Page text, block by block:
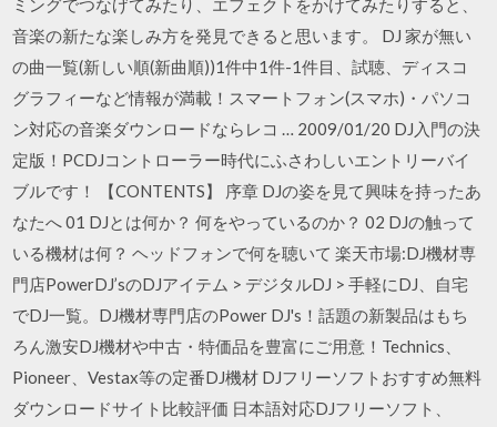
音楽の新たな楽しみ方を発見できると思います。 DJ 家が無い
の曲一覧(新しい順(新曲順))1件中1件-1件目、試聴、ディスコ
グラフィーなど情報が満載！スマートフォン(スマホ)・パソコ
ン対応の音楽ダウンロードならレコ … 2009/01/20 DJ入門の決
定版！PCDJコントローラー時代にふさわしいエントリーバイ
ブルです！ 【CONTENTS】 序章 DJの姿を見て興味を持ったあ
なたへ 01 DJとは何か？ 何をやっているのか？ 02 DJの触って
いる機材は何？ ヘッドフォンで何を聴いて 楽天市場:DJ機材専
門店PowerDJ’sのDJアイテム > デジタルDJ > 手軽にDJ、自宅
でDJ一覧。DJ機材専門店のPower DJ's！話題の新製品はもち
ろん激安DJ機材や中古・特価品を豊富にご用意！Technics、
Pioneer、Vestax等の定番DJ機材 DJフリーソフトおすすめ無料
ダウンロードサイト比較評価 日本語対応DJフリーソフト、